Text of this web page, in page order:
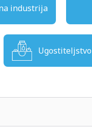
industrija
Ugostiteljstvo